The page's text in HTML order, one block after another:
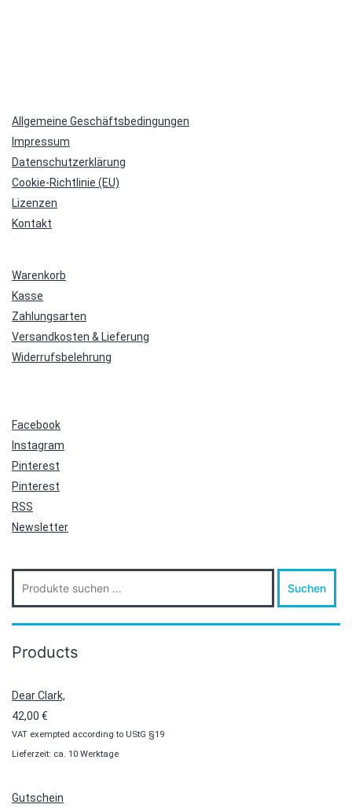
Allgemeine Geschäftsbedingungen
Impressum
Datenschutzerklärung
Cookie-Richtlinie (EU)
Lizenzen
Kontakt
Warenkorb
Kasse
Zahlungsarten
Versandkosten & Lieferung
Widerrufsbelehrung
Facebook
Instagram
Pinterest
Pinterest
RSS
Newsletter
nach:
Suchen
Products
Dear Clark,
42,00 €
VAT exempted according to UStG §19
Lieferzeit: ca. 10 Werktage
Gutschein